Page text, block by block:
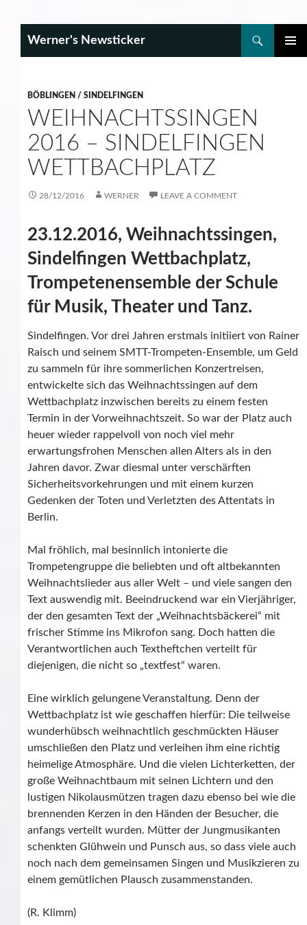
Werner's Newsticker
BÖBLINGEN / SINDELFINGEN
WEIHNACHTSSINGEN
2016 – SINDELFINGEN
WETTBACHPLATZ
28/12/2016 WERNER LEAVE A COMMENT
23.12.2016, Weihnachtssingen,
Sindelfingen Wettbachplatz,
Trompetenensemble der Schule
für Musik, Theater und Tanz.
Sindelfingen. Vor drei Jahren erstmals initiiert von Rainer
Raisch und seinem SMTT-Trompeten-Ensemble, um Geld
zu sammeln für ihre sommerlichen Konzertreisen,
entwickelte sich das Weihnachtssingen auf dem
Wettbachplatz inzwischen bereits zu einem festen
Termin in der Vorweihnachtszeit. So war der Platz auch
heuer wieder rappelvoll von noch viel mehr
erwartungsfrohen Menschen allen Alters als in den
Jahren davor. Zwar diesmal unter verschärften
Sicherheitsvorkehrungen und mit einem kurzen
Gedenken der Toten und Verletzten des Attentats in
Berlin.
Mal fröhlich, mal besinnlich intonierte die
Trompetengruppe die beliebten und oft altbekannten
Weihnachtslieder aus aller Welt – und viele sangen den
Text auswendig mit. Beeindruckend war ein Vierjähriger,
der den gesamten Text der „Weihnachtsbäckerei“ mit
frischer Stimme ins Mikrofon sang. Doch hatten die
Verantwortlichen auch Textheftchen verteilt für
diejenigen, die nicht so „textfest“ waren.
Eine wirklich gelungene Veranstaltung. Denn der
Wettbachplatz ist wie geschaffen hierfür: Die teilweise
wunderhübsch weihnachtlich geschmückten Häuser
umschließen den Platz und verleihen ihm eine richtig
heimelige Atmosphäre. Und die vielen Lichterketten, der
große Weihnachtbaum mit seinen Lichtern und den
lustigen Nikolausmützen tragen dazu ebenso bei wie die
brennenden Kerzen in den Händen der Besucher, die
anfangs verteilt wurden. Mütter der Jungmusikanten
schenkten Glühwein und Punsch aus, so dass viele auch
noch nach dem gemeinsamen Singen und Musikzieren zu
einem gemütlichen Plausch zusammenstanden.
(R. Klimm)